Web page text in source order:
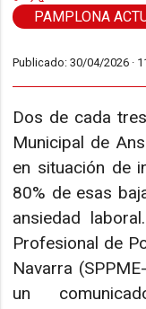
PAMPLONA
Publicado: 30/04/2026 ·
Dos de cada
Municipal de
en situación de
80% de esas
ansiedad
Profesional de
Navarra
un